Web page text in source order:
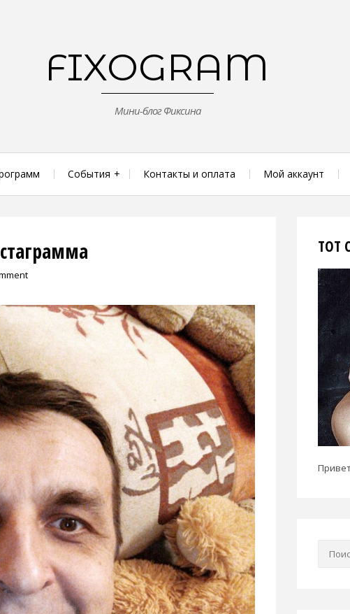
FIXOGRAM
Мини-блог Фиксина
События Контакты и оплата Мой аккаунт
ТОТ
Найти: